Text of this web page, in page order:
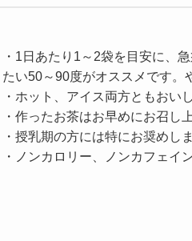
・1日あたり1～2袋を目安に、
たい50～90度がオススメです
・ホット、アイス両方ともおい
・作ったお茶はお早めにお召し
・授乳期の方には特にお奨めしま
・ノンカロリー、ノンカフェイ